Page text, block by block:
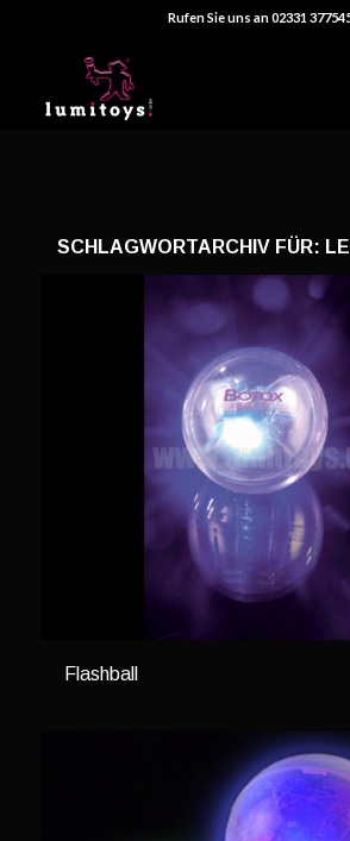
Rufen Sie uns an 02331
SCHLAGWORTARCHIV FÜR:
Flashball